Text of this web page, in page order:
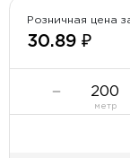
Розничная цена
30.89 ₽
метр